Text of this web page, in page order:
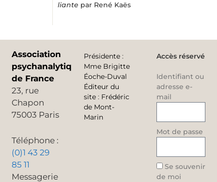
liante par René Kaës
Association
psychanalytique
de France
23, rue
Chapon
75003 Paris
Téléphone :
(0)1 43 29
85 11
Messagerie
Présidente :
Mme Brigitte
Éoche-Duval
Éditeur du
site : Frédéric
de Mont-
Marin
Accès réservé
Identifiant ou
adresse e-
mail
Mot de passe
Se souvenir
de moi